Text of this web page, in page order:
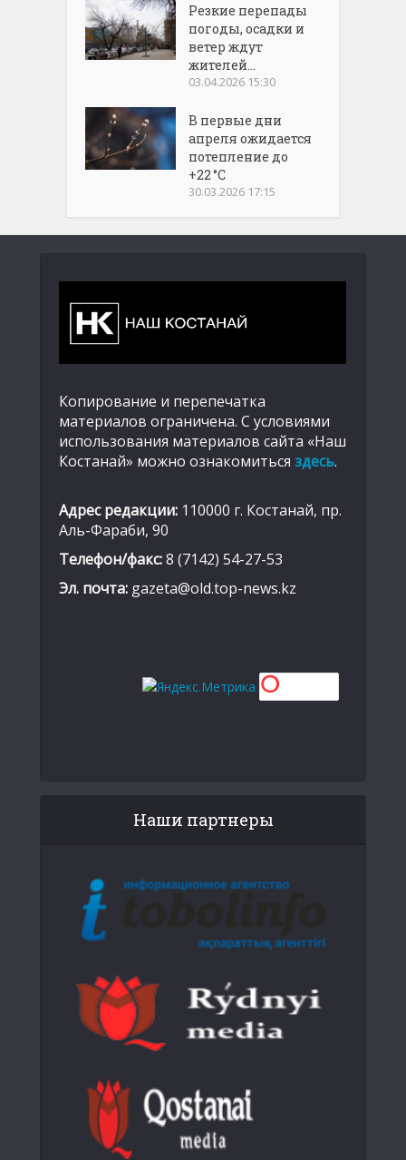
Резкие перепады
погоды, осадки и
ветер ждут
жителей...
03.04.2026 15:30
В первые дни
апреля ожидается
потепление до
+22 °C
30.03.2026 17:15
Копирование и перепечатка
материалов ограничена. С условиями
использования материалов сайта «Наш
Костанай» можно ознакомиться здесь.
Адрес редакции: 110000 г. Костанай, пр.
Аль-Фараби, 90
Телефон/факс:8 (7142) 54-27-53
Эл. почта: gazeta@old.top-news.kz
Наши партнеры